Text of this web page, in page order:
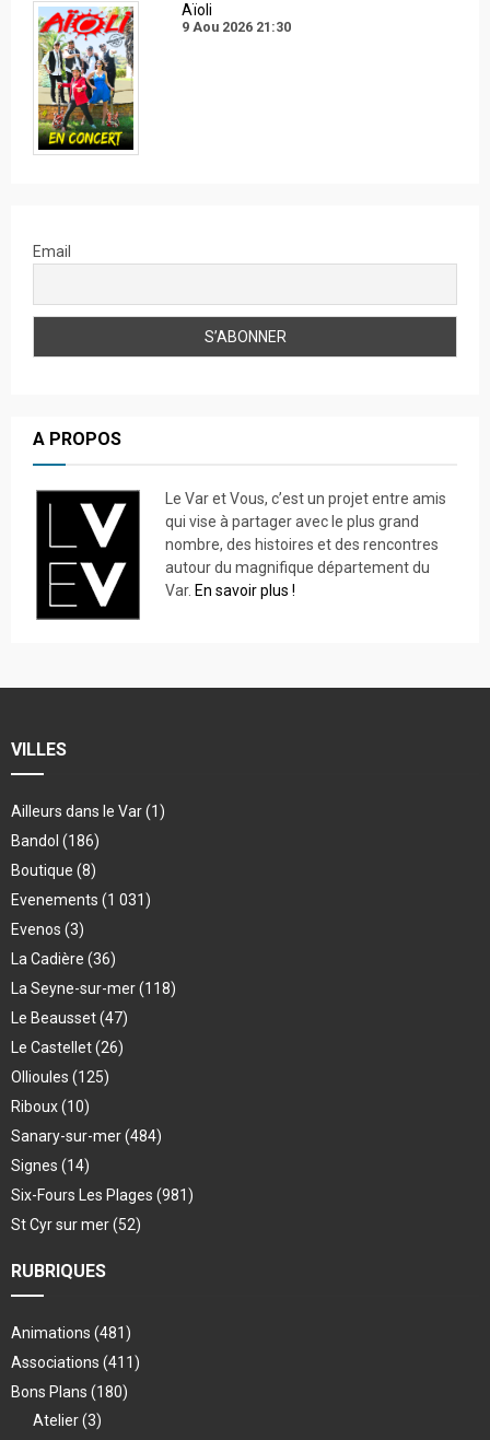
Aïoli
9 Aou 2026 21:30
Email
A PROPOS
Le Var et Vous, c’est un projet entre amis
qui vise à partager avec le plus grand
nombre, des histoires et des rencontres
autour du magnifique département du
Var. En savoir plus !
VILLES
Ailleurs dans le Var(1)
Bandol (186)
Boutique (8)
Evenements (1 031)
Evenos (3)
La Cadière (36)
La Seyne-sur-mer(118)
Le Beausset(47)
Le Castellet(26)
Ollioules (125)
Riboux(10)
Sanary-sur-mer(484)
Signes (14)
Six-Fours Les Plages (981)
St Cyr sur mer(52)
RUBRIQUES
Animations (481)
Associations (411)
Bons Plans (180)
Atelier(3)